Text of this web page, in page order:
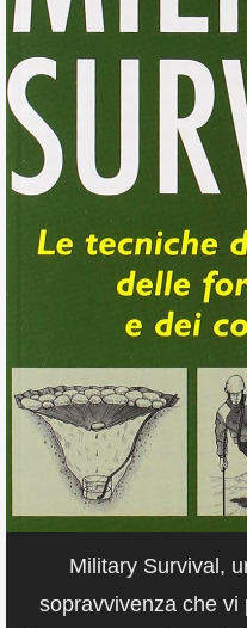
Military Survival,
sopravvivenza che vi